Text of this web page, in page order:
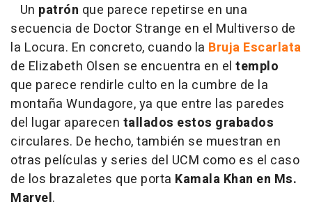
Un patrón que parece repetirse en una
secuencia de Doctor Strange en el Multiverso de
la Locura. En concreto, cuando la Bruja Escarlata
de Elizabeth Olsen se encuentra en el templo
que parece rendirle culto en la cumbre de la
montaña Wundagore, ya que entre las paredes
del lugar aparecen tallados estos grabados
circulares. De hecho, también se muestran en
otras películas y series del UCM como es el caso
de los brazaletes que porta Kamala Khan en Ms.
Marvel.